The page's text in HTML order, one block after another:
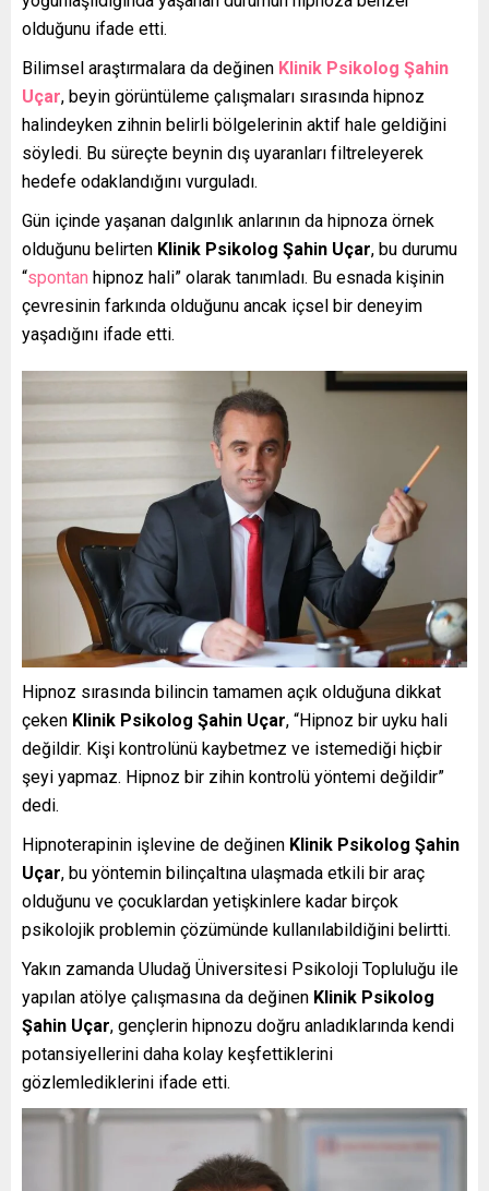
olduğunu ifade etti.
Bilimsel araştırmalara da değinen Klinik Psikolog Şahin
Uçar, beyin görüntüleme çalışmaları sırasında hipnoz
halindeyken zihnin belirli bölgelerinin aktif hale geldiğini
söyledi. Bu süreçte beynin dış uyaranları filtreleyerek
hedefe odaklandığını vurguladı.
Gün içinde yaşanan dalgınlık anlarının da hipnoza örnek
olduğunu belirten Klinik Psikolog Şahin Uçar, bu durumu
“spontan hipnoz hali” olarak tanımladı. Bu esnada kişinin
çevresinin farkında olduğunu ancak içsel bir deneyim
yaşadığını ifade etti.
Hipnoz sırasında bilincin tamamen açık olduğuna dikkat
çeken Klinik Psikolog Şahin Uçar, “Hipnoz bir uyku hali
değildir. Kişi kontrolünü kaybetmez ve istemediği hiçbir
şeyi yapmaz. Hipnoz bir zihin kontrolü yöntemi değildir”
dedi.
Hipnoterapinin işlevine de değinen Klinik Psikolog Şahin
Uçar, bu yöntemin bilinçaltına ulaşmada etkili bir araç
olduğunu ve çocuklardan yetişkinlere kadar birçok
psikolojik problemin çözümünde kullanılabildiğini belirtti.
Yakın zamanda Uludağ Üniversitesi Psikoloji Topluluğu ile
yapılan atölye çalışmasına da değinen Klinik Psikolog
Şahin Uçar, gençlerin hipnozu doğru anladıklarında kendi
potansiyellerini daha kolay keşfettiklerini
gözlemlediklerini ifade etti.